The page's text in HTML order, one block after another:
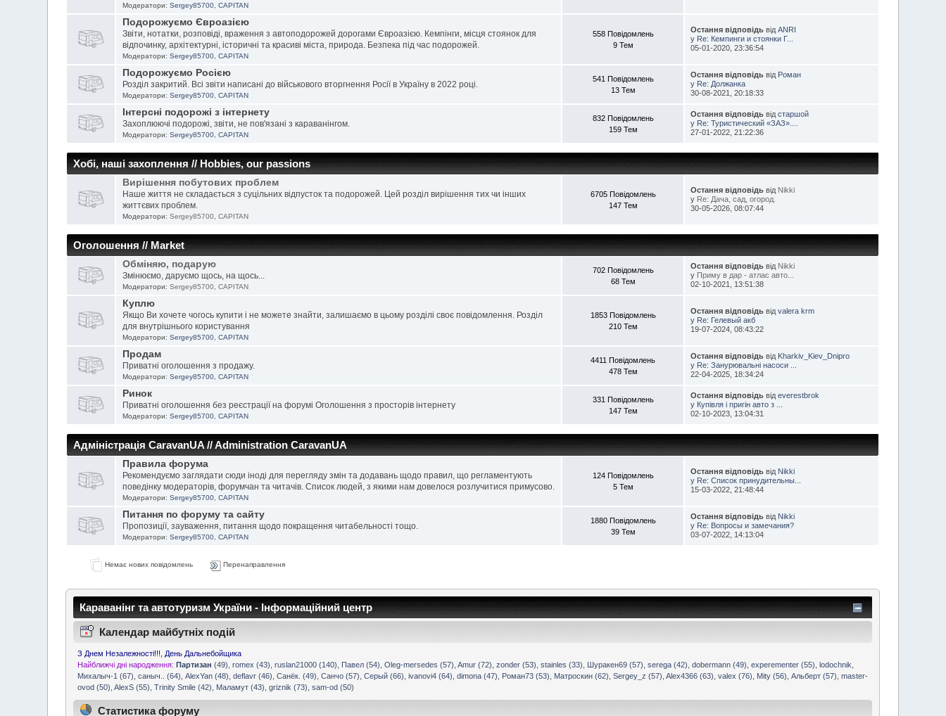
Модератори: Sergey85700, CAPITAN
Подорожуємо Євроазією
Звіти, нотатки, розповіді, враження з автоподорожей дорогами Євроазією. Кемпінги, місця стоянок для
відпочинку, архітектурні, історичні та красиві міста, природа. Безпека під час подорожей.
Модератори: Sergey85700, CAPITAN
558 Повідомлень
9 Тем
Остання відповідьвід ANRI
у Re: Кемпинги и стоянки Г...
05-01-2020, 23:36:54
Подорожуємо Росією
Розділ закритий. Всі звіти написані до військового вторгнення Росії в Україну в 2022 році.
Модератори: Sergey85700, CAPITAN
541 Повідомлень
13 Тем
Остання відповідьвід Роман
у Re: Должанка
30-08-2021, 20:18:33
Інтерсні подорожі з інтернету
Захоплюючі подорожі, звіти, не пов'язані з караванінгом.
Модератори: Sergey85700, CAPITAN
832 Повідомлень
159 Тем
Остання відповідьвід старшой
у Re: Туристический «ЗАЗ»....
27-01-2022, 21:22:36
Хобі, наші захоплення // Hobbies, our passions
Вирішення побутових проблем
Наше життя не складається з суцільних відпусток та подорожей. Цей розділ вирішення тих чи інших
життєвих проблем.
Модератори: Sergey85700 CAPITAN
6705 Повідомлень
147 Тем
Остання відповідьвід Nikki
у Re: Дача, сад, огород.
30-05-2026, 08:07:44
Оголошення // Market
Обміняю, подарую
Змінюємо, даруємо щось, на щось...
Модератори: Sergey85700 CAPITAN
702 Повідомлень
68 Тем
Остання відповідьвід Nikki
у Приму в дар - атлас авто...
02-10-2021, 13:51:38
Куплю
Якщо Ви хочете чогось купити і не можете знайти, залишаємо в цьому розділі своє повідомлення. Розділ
для внутрішнього користування
Модератори: Sergey85700, CAPITAN
1853 Повідомлень
210 Тем
Остання відповідьвід valera krm
у Re: Гелевый акб
19-07-2024, 08:43:22
Продам
Приватні оголошення з продажу.
Модератори: Sergey85700, CAPITAN
4411 Повідомлень
478 Тем
Остання відповідьвід Kharkiv_Kiev_Dnipro
у Re: Занурювальні насоси ...
22-04-2025, 18:34:24
Ринок
Приватні оголошення без реєстрації на форумі Оголошення з просторів інтернету
Модератори: Sergey85700, CAPITAN
331 Повідомлень
147 Тем
Остання відповідьвід everestbrok
у Купівля і пригін авто з ...
02-10-2023, 13:04:31
Адміністрація CaravanUA // Administration CaravanUA
Правила форума
Рекомендуємо заглядати сюди іноді для перегляду змін та додавань щодо правил, що регламентують
поведінку модераторів, форумчан та читачів. Список людей, з якими нам довелося розлучитися примусово.
Модератори: Sergey85700, CAPITAN
124 Повідомлень
5 Тем
Остання відповідьвід Nikki
у Re: Список принудительны...
15-03-2022, 21:48:44
Питання по форуму та сайту
Пропозиції, зауваження, питання щодо покращення читабельності тощо.
Модератори: Sergey85700, CAPITAN
1880 Повідомлень
39 Тем
Остання відповідьвід Nikki
у Re: Вопросы и замечания?
03-07-2022, 14:13:04
Немає нових повідомлень Перенаправлення
Караванінг та автотуризм України - Інформаційний центр
Календар майбутніх подій
З Днем Незалежності!!!, День Дальнебойщика
Найближчі дні народження: Партизан (49) romex (43) ruslan21000 (140) Павел (54) Oleg-mersedes (57) Amur (72) zonder (53) stainles (33) Шуракен69 (57) serega (42) dobermann (49) experementer (55) lodochnik
Михалыч-1 (67) саныч.. (64) AlexYan (48) deflavr (46) Санёк. (49) Санчо (57) Cерый (66) ivanovi4 (64) dimona (47) Роман73 (53) Матроскин (62) Sergey_z (57) Alex4366 (63) valex (76) Mity (56) Альберт (57) master-
ovod (50) AlexS (55) Trinity Smile (42) Маламут (43) griznik (73) sam-od (50)
Статистика форуму